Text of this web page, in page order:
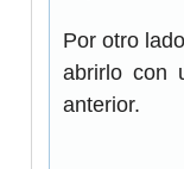
Por otro
abrirlo con
anterior.